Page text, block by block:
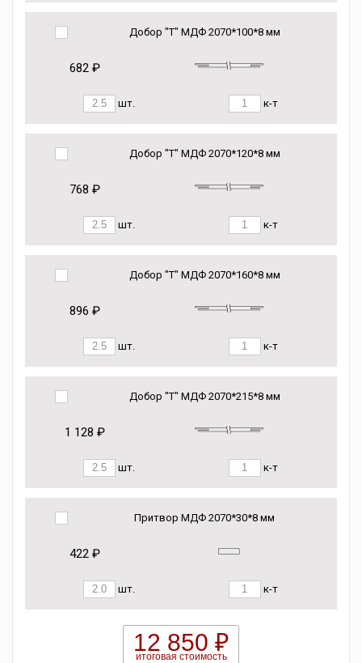
Добор "Т" МДФ 2070*100*8 мм
682 ₽
шт. к-т
Добор "Т" МДФ 2070*120*8 мм
768 ₽
шт. к-т
Добор "Т" МДФ 2070*160*8 мм
896 ₽
шт. к-т
Добор "Т" МДФ 2070*215*8 мм
1 128 ₽
шт. к-т
Притвор МДФ 2070*30*8 мм
422 ₽
шт. к-т
12 850 ₽
итоговая стоимость